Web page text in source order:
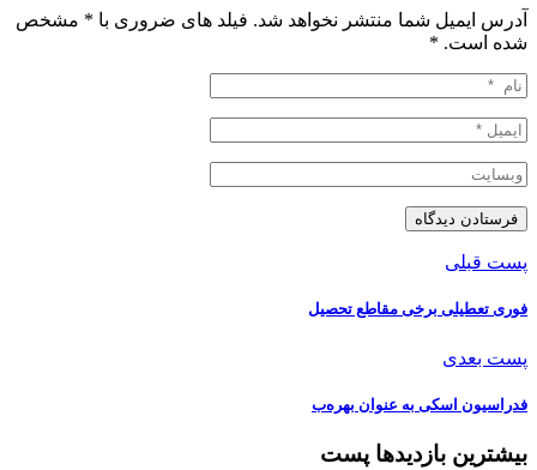
آدرس ایمیل شما منتشر نخواهد شد. فیلد های ضروری با * مشخص
شده است. *
پست قبلی
فوری تعطیلی برخی مقاطع تحصیل
پست بعدی
فدراسیون اسکی به عنوان بهره‌ب
بیشترین بازدیدها پست